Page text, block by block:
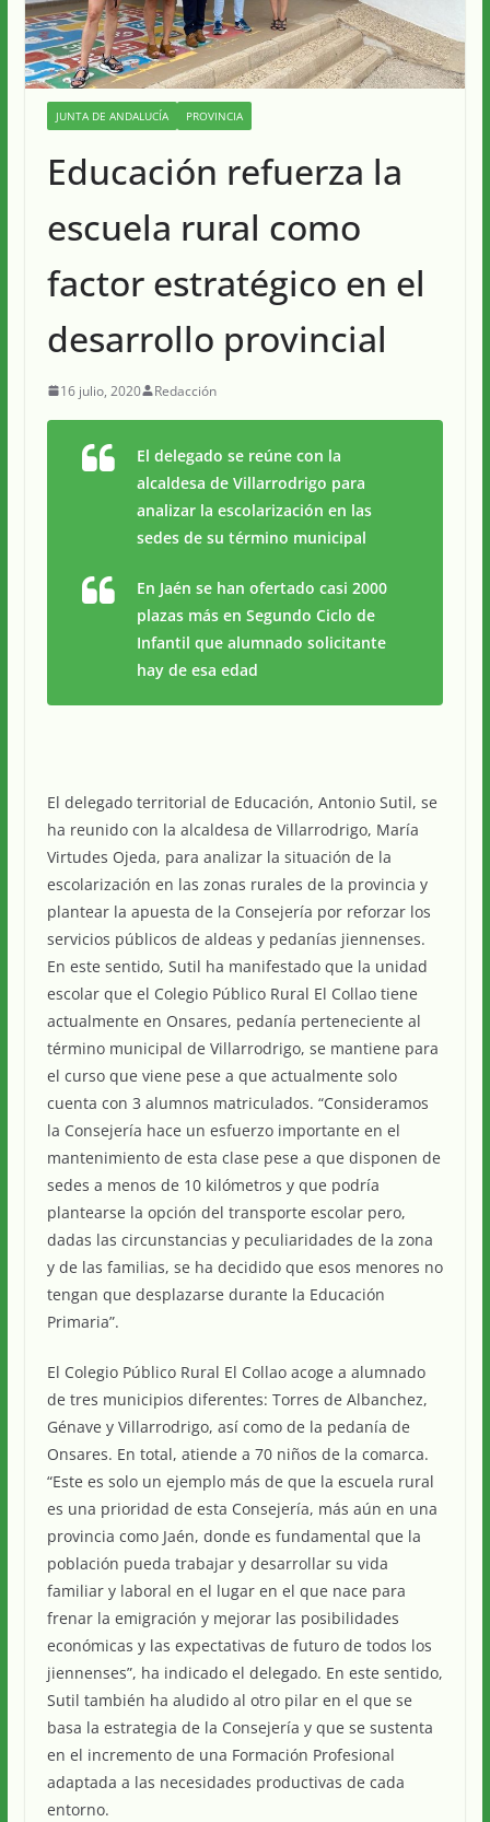
JUNTA DE ANDALUCÍA PROVINCIA
Educación refuerza la
escuela rural como
factor estratégico en el
desarrollo provincial
16 julio, 2020 Redacción
El delegado se reúne con la
alcaldesa de Villarrodrigo para
analizar la escolarización en las
sedes de su término municipal
En Jaén se han ofertado casi 2000
plazas más en Segundo Ciclo de
Infantil que alumnado solicitante
hay de esa edad
El delegado territorial de Educación, Antonio Sutil, se
ha reunido con la alcaldesa de Villarrodrigo, María
Virtudes Ojeda, para analizar la situación de la
escolarización en las zonas rurales de la provincia y
plantear la apuesta de la Consejería por reforzar los
servicios públicos de aldeas y pedanías jiennenses.
En este sentido, Sutil ha manifestado que la unidad
escolar que el Colegio Público Rural El Collao tiene
actualmente en Onsares, pedanía perteneciente al
término municipal de Villarrodrigo, se mantiene para
el curso que viene pese a que actualmente solo
cuenta con 3 alumnos matriculados. “Consideramos
la Consejería hace un esfuerzo importante en el
mantenimiento de esta clase pese a que disponen de
sedes a menos de 10 kilómetros y que podría
plantearse la opción del transporte escolar pero,
dadas las circunstancias y peculiaridades de la zona
y de las familias, se ha decidido que esos menores no
tengan que desplazarse durante la Educación
Primaria”.
El Colegio Público Rural El Collao acoge a alumnado
de tres municipios diferentes: Torres de Albanchez,
Génave y Villarrodrigo, así como de la pedanía de
Onsares. En total, atiende a 70 niños de la comarca.
“Este es solo un ejemplo más de que la escuela rural
es una prioridad de esta Consejería, más aún en una
provincia como Jaén, donde es fundamental que la
población pueda trabajar y desarrollar su vida
familiar y laboral en el lugar en el que nace para
frenar la emigración y mejorar las posibilidades
económicas y las expectativas de futuro de todos los
jiennenses”, ha indicado el delegado. En este sentido,
Sutil también ha aludido al otro pilar en el que se
basa la estrategia de la Consejería y que se sustenta
en el incremento de una Formación Profesional
adaptada a las necesidades productivas de cada
entorno.